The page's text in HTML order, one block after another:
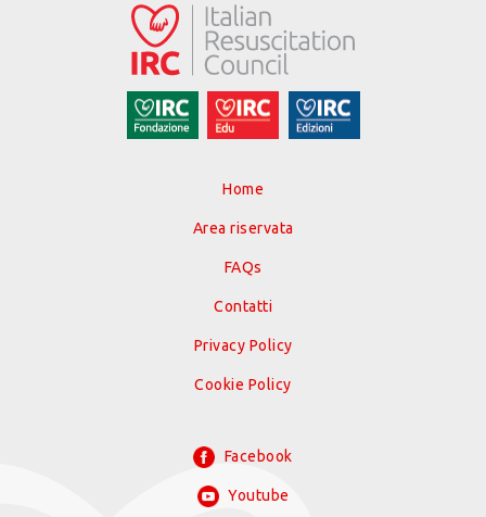
Home
Area riservata
FAQs
Contatti
Privacy Policy
Cookie Policy
Facebook
Youtube